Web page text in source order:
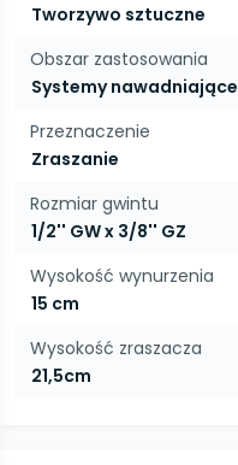
Tworzywo sztuczne
Obszar zastosowania
Systemy nawadniające
Przeznaczenie
Zraszanie
Rozmiar gwintu
1/2'' GW x 3/8'' GZ
Wysokość wynurzenia
15 cm
Wysokość zraszacza
21,5cm